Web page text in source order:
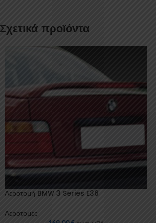
Σχετικά προϊόντα
Αεροτομή BMW 3 Series E36
Αεροτομές